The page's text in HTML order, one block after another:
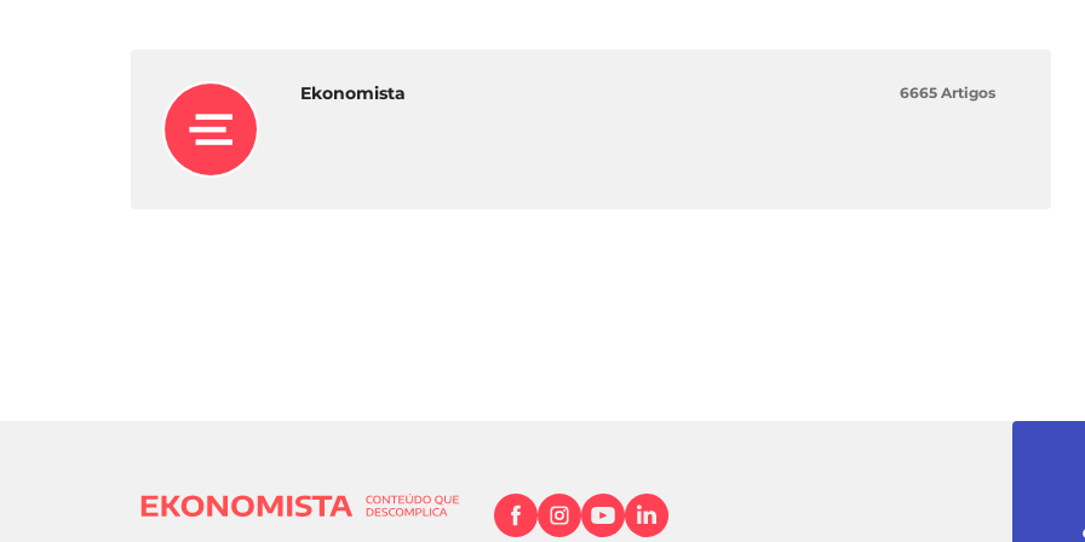
Ekonomista 6665 Artigos